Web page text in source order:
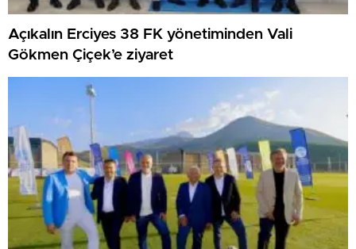
Açıkalın Erciyes 38 FK yönetiminden Vali
Gökmen Çiçek’e ziyaret